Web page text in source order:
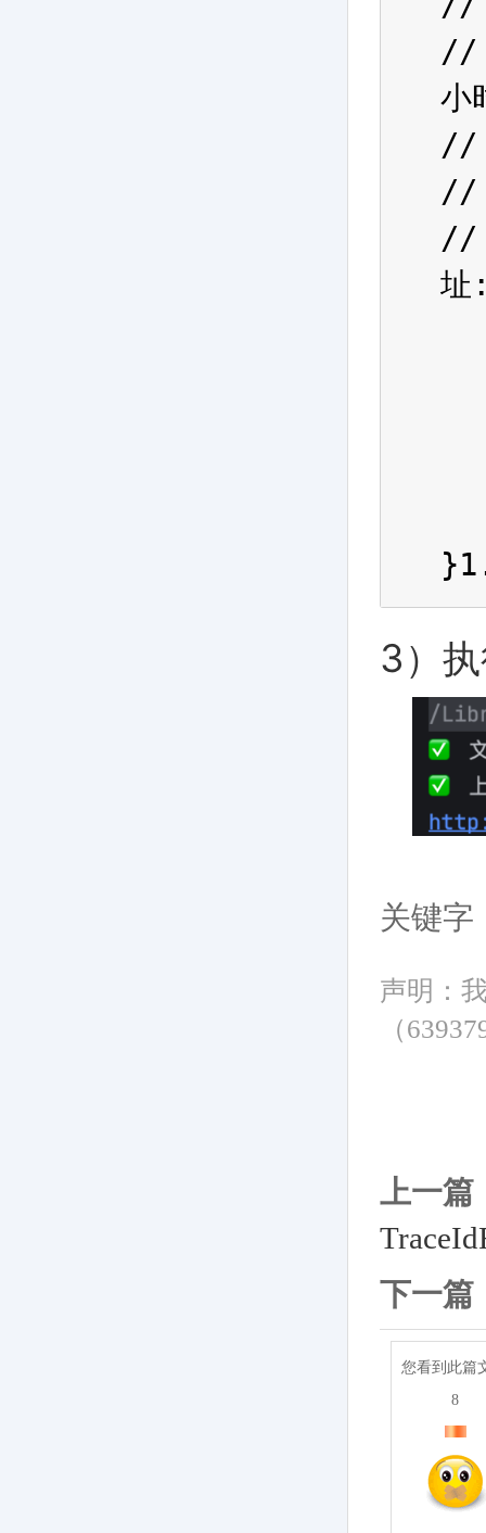
//
小
//
//
//
3）
关键字
声明：
（
上一篇
下一篇
您看到此篇
8